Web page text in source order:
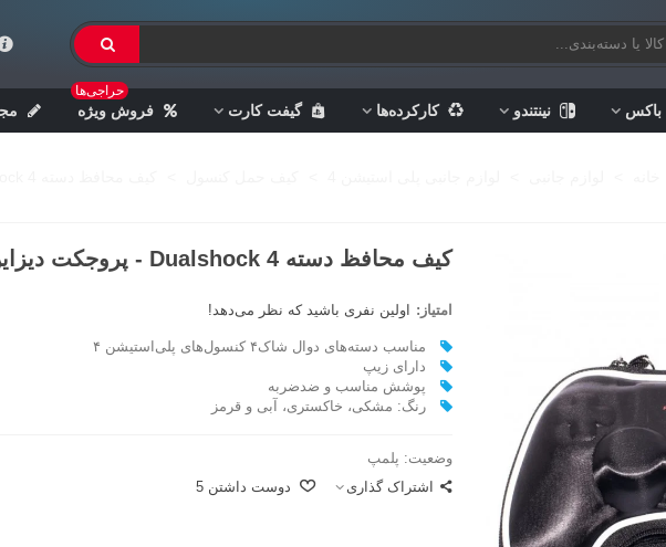
باکس نینتندو کارکرده‌ها گیفت کارت فروش ویژه
حراجی‌ها
کیف محافظ دسته Dualshock 4 - پروجکت دیزاین
امتیاز: اولین نفری باشید که نظر می‌دهد!
مناسب دسته‌های دوال شاک۴ کنسول‌های پلی‌استیشن ۴
دارای زیپ
پوشش مناسب و ضدضربه
رنگ: مشکی، خاکستری، آبی و قرمز
وضعیت: پلمپ
اشتراک گذاری
دوست داشتن 5